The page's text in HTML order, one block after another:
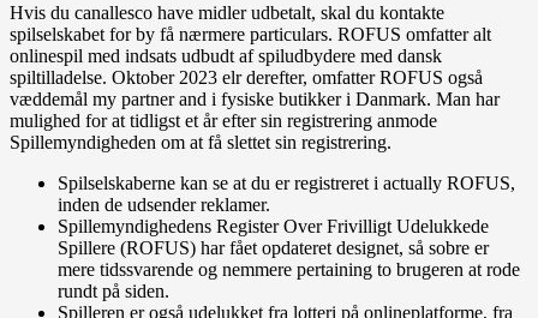
Hvis du canallesco have midler udbetalt, skal du kontakte
spilselskabet for by få nærmere particulars. ROFUS omfatter alt
onlinespil med indsats udbudt af spiludbydere med dansk
spiltilladelse. Oktober 2023 elr derefter, omfatter ROFUS også
væddemål my partner and i fysiske butikker i Danmark. Man har
mulighed for at tidligst et år efter sin registrering anmode
Spillemyndigheden om at få slettet sin registrering.
Spilselskaberne kan se at du er registreret i actually ROFUS,
inden de udsender reklamer.
Spillemyndighedens Register Over Frivilligt Udelukkede
Spillere (ROFUS) har fået opdateret designet, så sobre er
mere tidssvarende og nemmere pertaining to brugeren at rode
rundt på siden.
Spilleren er også udelukket fra lotteri på onlineplatforme, fra